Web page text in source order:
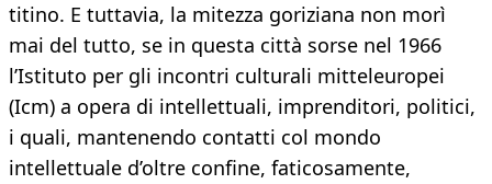
titino. E tuttavia, la mitezza goriziana non morì
mai del tutto, se in questa città sorse nel 1966
l’Istituto per gli incontri culturali mitteleuropei
(Icm) a opera di intellettuali, imprenditori, politici,
i quali, mantenendo contatti col mondo
intellettuale d’oltre confine, faticosamente,